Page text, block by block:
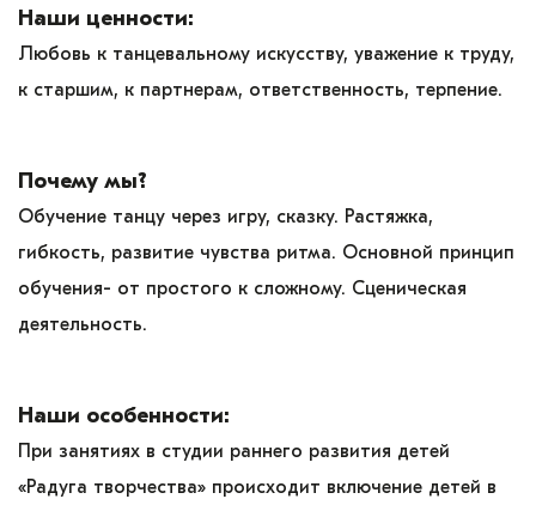
Наши ценности:
Любовь к танцевальному искусству, уважение к труду,
к старшим, к партнерам, ответственность, терпение.
Почему мы?
Обучение танцу через игру, сказку. Растяжка,
гибкость, развитие чувства ритма. Основной принцип
обучения- от простого к сложному. Сценическая
деятельность.
Наши особенности:
При занятиях в студии раннего развития детей
«Радуга творчества» происходит включение детей в